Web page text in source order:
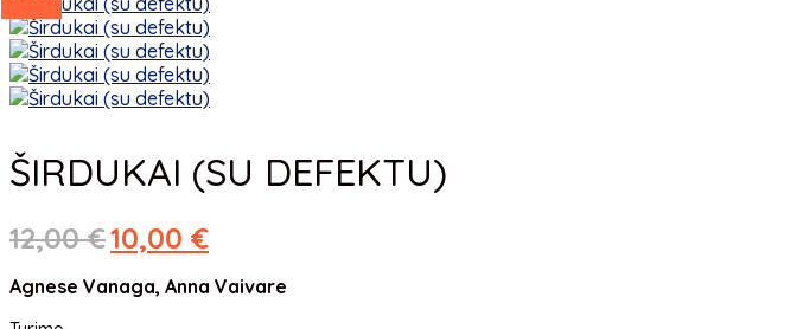
ŠIRDUKAI (SU DEFEKTU)
12,00€10,00 €
Agnese Vanaga, Anna Vaivare